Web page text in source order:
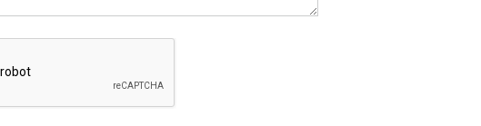
8 февраля 2025 в 11:07: